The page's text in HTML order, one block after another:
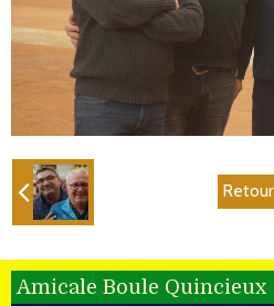
Retour
Amicale Boule Quincieux